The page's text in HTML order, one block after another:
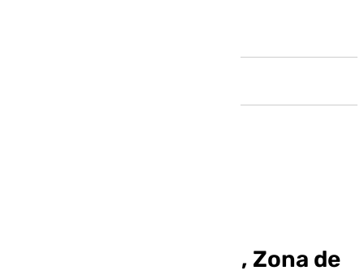
La crisis habitacional, Zona de